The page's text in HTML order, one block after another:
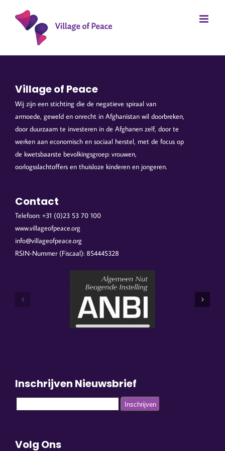
Village of Peace
Wij zijn een stichting die de negatieve spiraal van
armoede, geweld en onrecht in Afghanistan wil doorbreken,
door duurzaam te investeren in de Afghanen zelf, door te
werken aan economisch en sociaal herstel, met de focus op
de kwetsbaarste bevolkingsgroep: vrouwen,
oorlogsslachtoffers en thuisloze kinderen en jongeren.
Contact
Telefoon: +31 (0)23 53 70 100
www.villageofpeace.org
info@villageofpeace.org
RSIN-Nummer (Fiscaal): 854445328
Inschrijven Nieuwsbrief
Volg Ons